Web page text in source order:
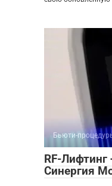
Бьюти-
RF-
Синергия